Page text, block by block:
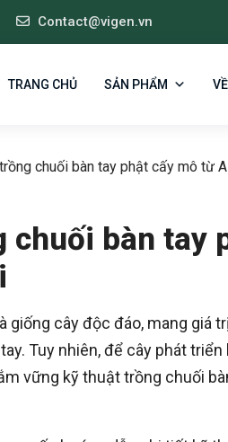
Contact@vigen.vn
TRANG CHỦ SẢN PHẨM
chuối bàn tay phật cấy mô từ
chuối bàn tay
giống cây độc đáo, mang giá
Tuy nhiên, để cây phát
vững kỹ thuật trồng chuối